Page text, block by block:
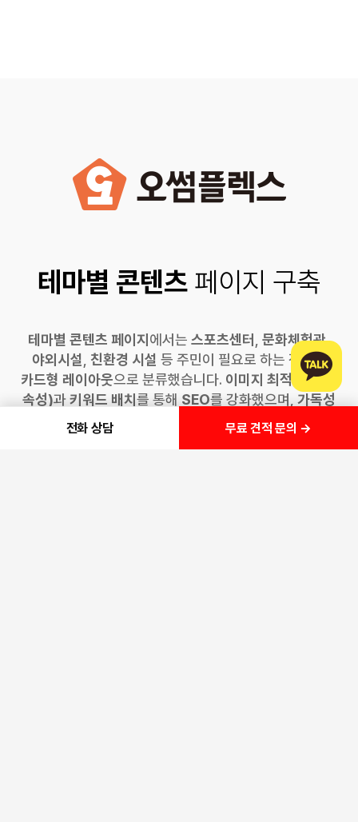
테마별 콘텐츠 페이지로 주민이 필요한 정보를 효과적으로 제공합니다.
테마별 콘텐츠 페이지 구축
테마별 콘텐츠 페이지에서는 스포츠센터 문화체험관,
야외시설
친환경 시설 등 주민이 필요로 하는 정보를
카드형 레이아웃으로 분류했습니다. 이미지 최적화(ALT
속성)과키워드 배치를 통해 SEO를 강화했으며, 가독성
높은 타이포그래피
로 이용 편의성을 높였습니다.각 콘텐츠
반응형홈페이지 제작
기준에 맞춰 PC·모바일·태블릿
전화 상담 무료 견적 문의 →